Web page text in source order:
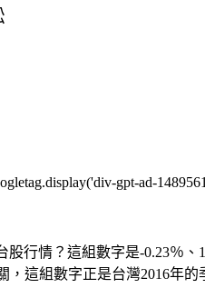
gpt-ad-
股行情？這組數字是-0.23％
這組數字正是台灣2016年的